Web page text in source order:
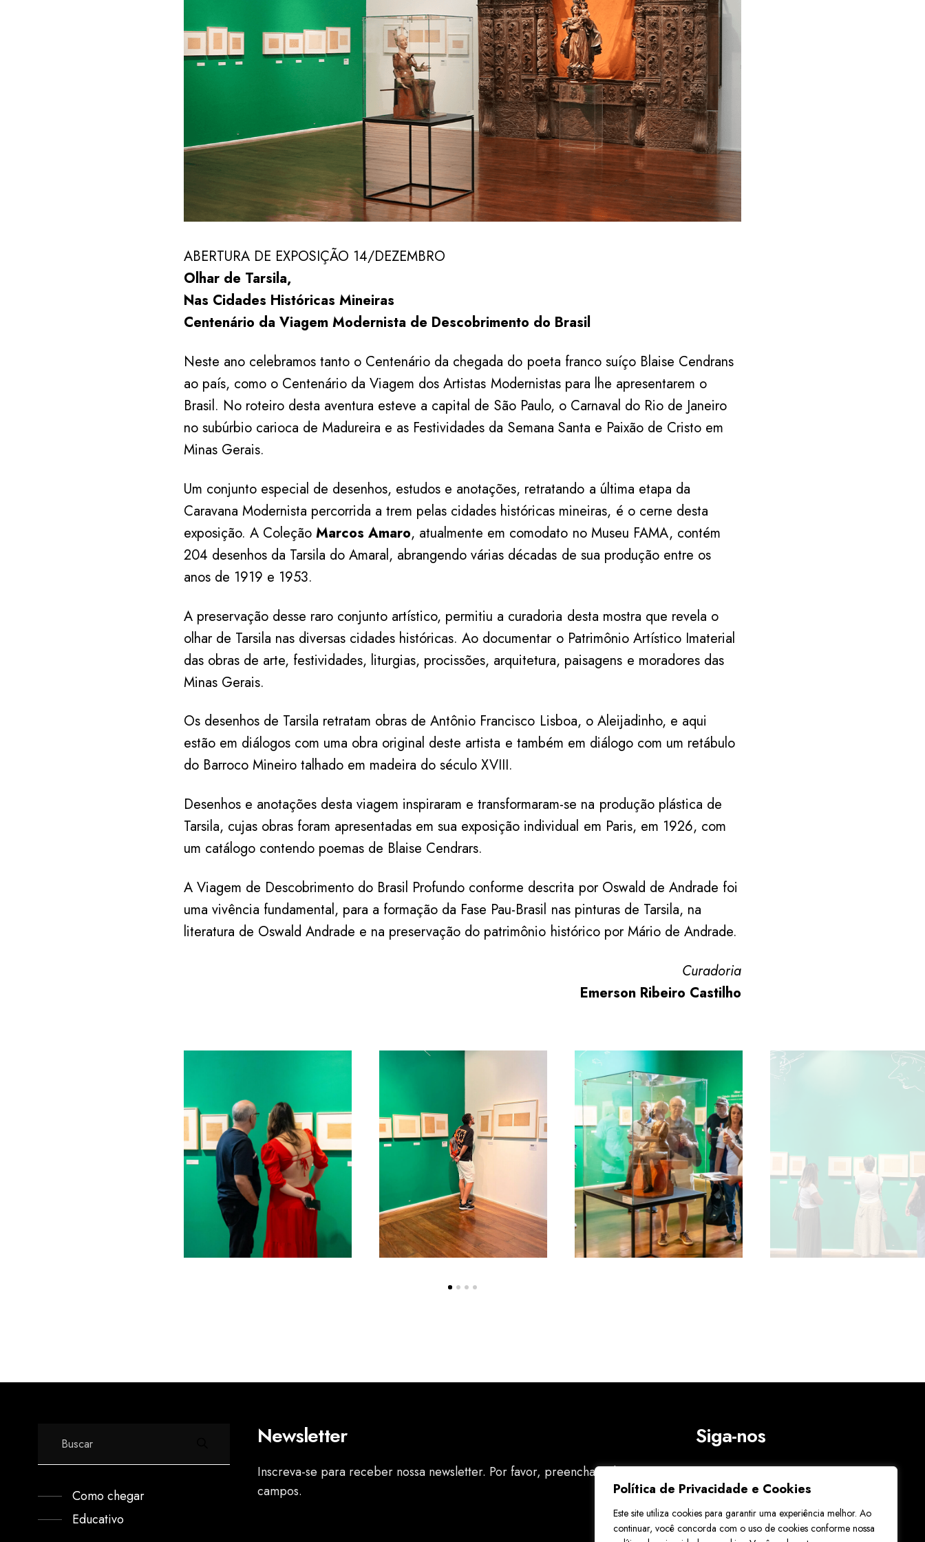
Política de Privacidade e Cookies
Este site utiliza cookies para garantir uma experiência melhor. Ao
continuar, você concorda com o uso de cookies conforme nossa
ABERTURA DE EXPOSIÇÃO 14/DEZEMBRO
Olhar de Tarsila,
Nas Cidades Históricas Mineiras
Centenário da Viagem Modernista de Descobrimento do Brasil
Neste ano celebramos tanto o Centenário da chegada do poeta franco suíço Blaise Cendrans
ao país, como o Centenário da Viagem dos Artistas Modernistas para lhe apresentarem o
Brasil. No roteiro desta aventura esteve a capital de São Paulo, o Carnaval do Rio de Janeiro
no subúrbio carioca de Madureira e as Festividades da Semana Santa e Paixão de Cristo em
Minas Gerais.
Um conjunto especial de desenhos, estudos e anotações, retratando a última etapa da
Caravana Modernista percorrida a trem pelas cidades históricas mineiras, é o cerne desta
exposição. A ColeçãoMarcos Amaro, atualmente em comodato no Museu FAMA, contém
204 desenhos da Tarsila do Amaral, abrangendo várias décadas de sua produção entre os
anos de 1919 e 1953.
A preservação desse raro conjunto artístico, permitiu a curadoria desta mostra que revela o
olhar de Tarsila nas diversas cidades históricas. Ao documentar o Patrimônio Artístico Imaterial
das obras de arte, festividades, liturgias, procissões, arquitetura, paisagens e moradores das
Minas Gerais.
Os desenhos de Tarsila retratam obras de Antônio Francisco Lisboa, o Aleijadinho, e aqui
estão em diálogos com uma obra original deste artista e também em diálogo com um retábulo
do Barroco Mineiro talhado em madeira do século XVIII.
Desenhos e anotações desta viagem inspiraram e transformaram-se na produção plástica de
Tarsila, cujas obras foram apresentadas em sua exposição individual em Paris, em 1926, com
um catálogo contendo poemas de Blaise Cendrars.
A Viagem de Descobrimento do Brasil Profundo conforme descrita por Oswald de Andrade foi
uma vivência fundamental, para a formação da Fase Pau-Brasil nas pinturas de Tarsila, na
literatura de Oswald Andrade e na preservação do patrimônio histórico por Mário de Andrade.
Curadoria
Emerson Ribeiro Castilho
Como chegar
Educativo
Newsletter
Inscreva-se para receber nossa newsletter. Por favor, preencha todos os
campos.
Siga-nos